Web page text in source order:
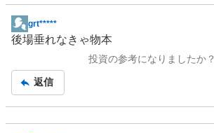
掲
示
事
grt*****
後場垂れなきゃ物本
投資の参考になりましたか？
返信